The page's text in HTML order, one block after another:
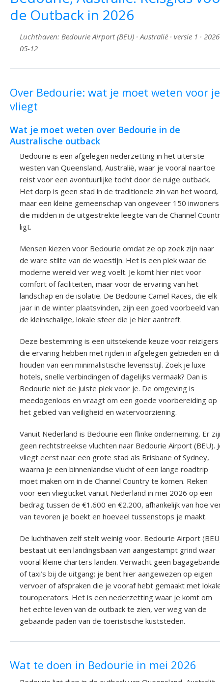
de Outback in 2026
Luchthaven: Bedourie Airport (BEU) · Australië · versie 1 ·
05-12
Over Bedourie: wat je moet weten voor je
vliegt
Wat je moet weten over Bedourie in de
Australische outback
Bedourie is een afgelegen nederzetting in het uiterste
westen van Queensland, Australië, waar je vooral naartoe
reist voor een avontuurlijke tocht door de ruige outback.
Het dorp is geen stad in de traditionele zin van het woord,
maar een kleine gemeenschap van ongeveer 150 inwoners
die midden in de uitgestrekte leegte van de Channel
ligt.
Mensen kiezen voor Bedourie omdat ze op zoek zijn naar
de ware stilte van de woestijn. Het is een plek waar de
moderne wereld ver weg voelt. Je komt hier niet voor
comfort of faciliteiten, maar voor de ervaring van het
landschap en de isolatie. De Bedourie Camel Races, die elk
jaar in de winter plaatsvinden, zijn een goed voorbeeld van
de kleinschalige, lokale sfeer die je hier aantreft.
Deze bestemming is een uitstekende keuze voor reizigers
die ervaring hebben met rijden in afgelegen gebieden en
houden van een minimalistische levensstijl. Zoek je luxe
hotels, snelle verbindingen of dagelijks vermaak? Dan is
Bedourie niet de juiste plek voor je. De omgeving is
meedogenloos en vraagt om een goede voorbereiding op
het gebied van veiligheid en watervoorziening.
Vanuit Nederland is Bedourie een flinke onderneming. Er
geen rechtstreekse vluchten naar Bedourie Airport (BEU).
vliegt eerst naar een grote stad als Brisbane of Sydney,
waarna je een binnenlandse vlucht of een lange roadtrip
moet maken om in de Channel Country te komen. Reken
voor een vliegticket vanuit Nederland in mei 2026 op een
bedrag tussen de €1.600 en €2.200, afhankelijk van hoe
van tevoren je boekt en hoeveel tussenstops je maakt.
De luchthaven zelf stelt weinig voor. Bedourie Airport
bestaat uit een landingsbaan van aangestampt grind waar
vooral kleine charters landen. Verwacht geen
of taxi’s bij de uitgang; je bent hier aangewezen op eigen
vervoer of afspraken die je vooraf hebt gemaakt met
touroperators. Het is een nederzetting waar je komt om
het echte leven van de outback te zien, ver weg van de
gebaande paden van de toeristische kuststeden.
Wat te doen in Bedourie in mei 2026